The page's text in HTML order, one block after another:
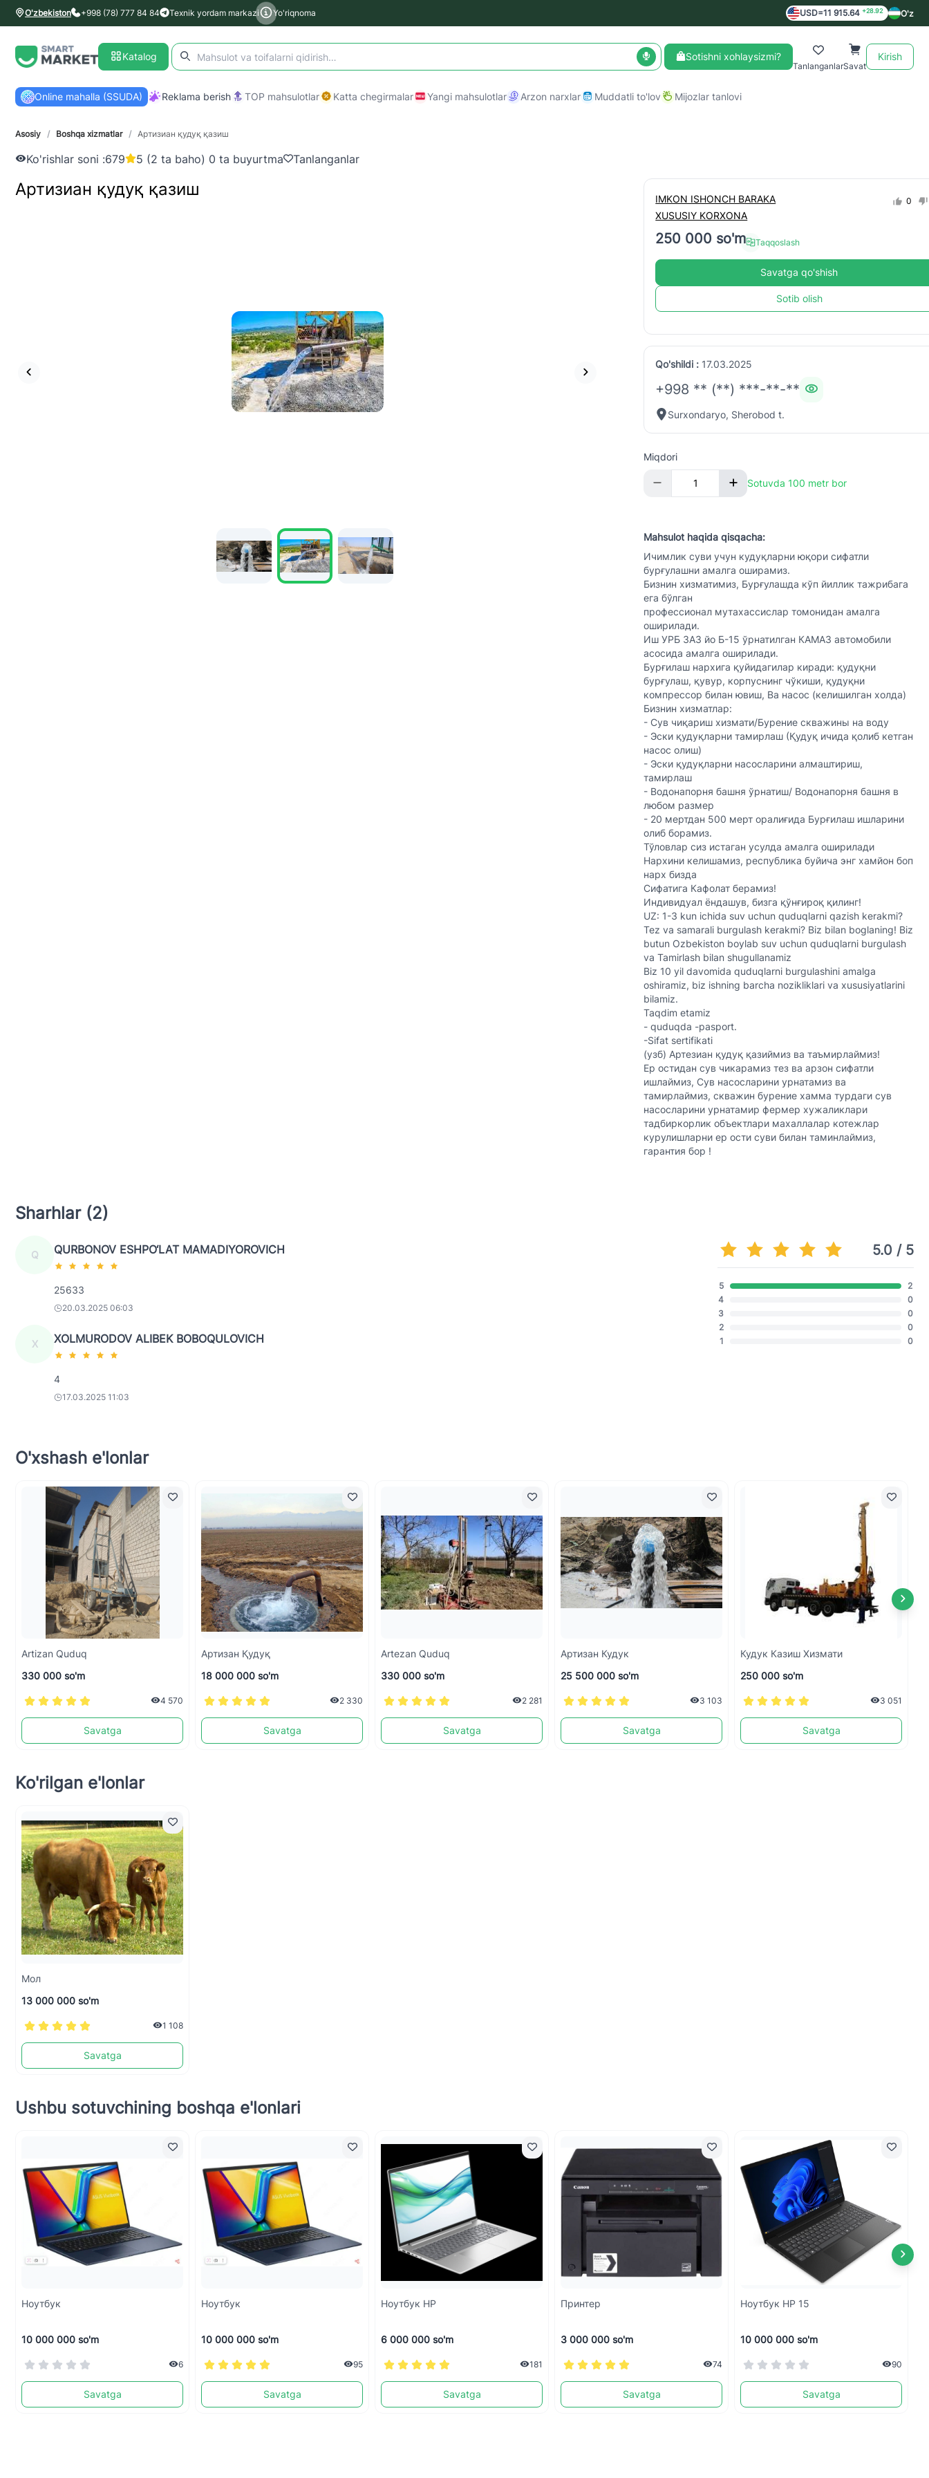
O'zbekiston +998 (78) 777 84 84 Texnik yordam markazi Yo'riqnoma USD=11 915.64 +28.92 O'z
Katalog Sotishni xohlaysizmi?
TanlanganlarSavat
Kirish
Online mahalla (SSUDA) Reklama berish TOP mahsulotlar Katta chegirmalar Yangi mahsulotlar Arzon narxlar Muddatli to'lov Mijozlar tanlovi
Asosiy / Boshqa xizmatlar / Артизиан қудуқ қазиш
Ko'rishlar soni :679 5 (2 ta baho) 0 ta buyurtma Tanlanganlar
Артизиан қудуқ қазиш
IMKON ISHONCH BARAKA
XUSUSIY KORXONA
0
250 000 so'm Taqqoslash
Savatga qo'shish
Sotib olish
Qo'shildi : 17.03.2025
+998 ** (**) ***-**-**
Surxondaryo, Sherobod t.
Miqdori
Sotuvda 100 metr bor
Mahsulot haqida qisqacha:
Ичимлик суви учун кудуқларни юқори сифатли
бурғулашни амалга оширамиз.
Бизнин хизматимиз, Бурғулашда кўп йиллик тажрибага
ега бўлган
профессионал мутахассислар томонидан амалга
оширилади.
Иш УРБ 3A3 йо Б-15 ўрнатилган КAМAЗ автомобили
асосида амалга оширилади.
Бурғилаш нархига қуйидагилар киради: қудуқни
бурғулаш, қувур, корпуснинг чўкиши, қудуқни
компрессор билан ювиш, Ва насос (келишилган холда)
Бизнин хизматлар:
- Сув чиқариш хизмати/Бурение скважины на воду
- Эски қудуқларни тамирлаш (Қудуқ ичида қолиб кетган
насос олиш)
- Эски қудуқларни насосларини алмаштириш,
тамирлаш
- Водонапорня башня ўрнатиш/ Водонапорня башня в
любом размер
- 20 мертдан 500 мерт оралиғида Бурғилаш ишларини
олиб борамиз.
Тўловлар сиз истаган усулда амалга оширилади
Нархини келишамиз, республика буйича энг хамйон боп
нарх бизда
Сифатига Кафолат берамиз!
Индивидуал ёндашув, бизга қўнғироқ қилинг!
UZ: 1-3 kun ichida suv uchun quduqlarni qazish kerakmi?
Tez va samarali burgulash kerakmi? Biz bilan boglaning! Biz
butun Ozbekiston boylab suv uchun quduqlarni burgulash
va Tamirlash bilan shugullanamiz
Biz 10 yil davomida quduqlarni burgulashini amalga
oshiramiz, biz ishning barcha nozikliklari va xususiyatlarini
bilamiz.
Taqdim etamiz
- quduqda -pasport.
-Sifat sertifikati
(узб) Артезиан қудуқ қазиймиз ва таъмирлаймиз!
Ер остидан сув чикарамиз тез ва арзон сифатли
ишлаймиз, Сув насосларини урнатамиз ва
тамирлаймиз, скважин бурение хамма турдаги сув
насосларини урнатамир фермер хужаликлари
тадбиркорлик объектлари махаллалар котежлар
курулишларни ер ости суви билан таминлаймиз,
гарантия бор !
Sharhlar (2)
Q QURBONOV ESHPO‘LAT MAMADIYOROVICH
25633
20.03.2025 06:03
X XOLMURODOV ALIBEK BOBOQULOVICH
4
17.03.2025 11:03
5.0 / 5
5
2
4
0
3
0
2
0
1
0
O'xshash e'lonlar
Artizan Quduq
330 000 so'm
4 570
Savatga
Aртизан Қудуқ
18 000 000 so'm
2 330
Savatga
Artezan Quduq
330 000 so'm
2 281
Savatga
Артизан Кудук
25 500 000 so'm
3 103
Savatga
Кудук Казиш Хизмати
250 000 so'm
3 051
Savatga
Ko'rilgan e'lonlar
Мол
13 000 000 so'm
1 108
Savatga
Ushbu sotuvchining boshqa e'lonlari
Ноутбук
10 000 000 so'm
6
Savatga
Ноутбук
10 000 000 so'm
95
Savatga
Ноутбук HP
6 000 000 so'm
181
Savatga
Принтер
3 000 000 so'm
74
Savatga
Ноутбук HP 15
10 000 000 so'm
90
Savatga